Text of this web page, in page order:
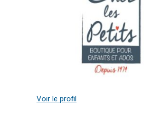
Voir le profil